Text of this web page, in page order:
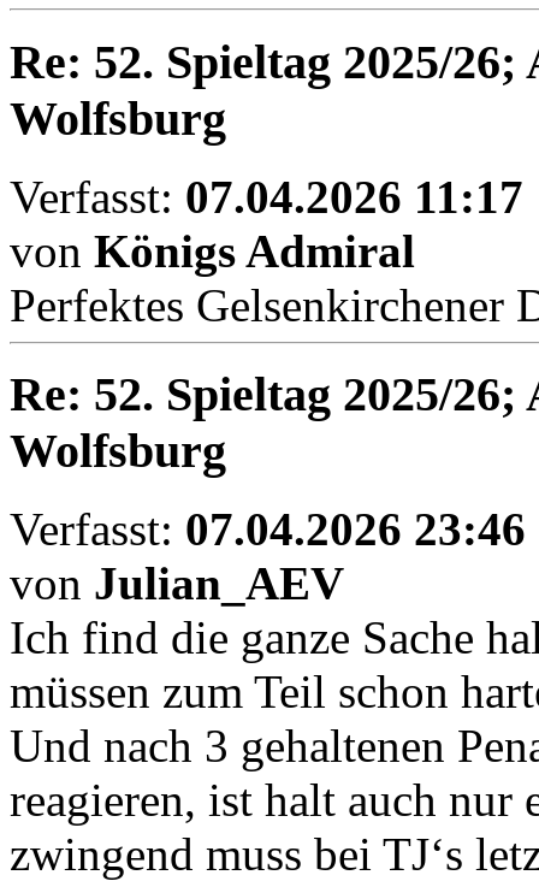
Re: 52. Spieltag 2025/
Wolfsburg
Verfasst: 07.04.2026 11:17
von Königs Admiral
Perfektes Gelsenkirchener
Re: 52. Spieltag 2025/
Wolfsburg
Verfasst: 07.04.2026 23:46
von Julian_AEV
Ich find die ganze Sache
müssen zum Teil schon
Und nach 3 gehaltenen
reagieren, ist halt auch nur
zwingend muss bei TJ‘s